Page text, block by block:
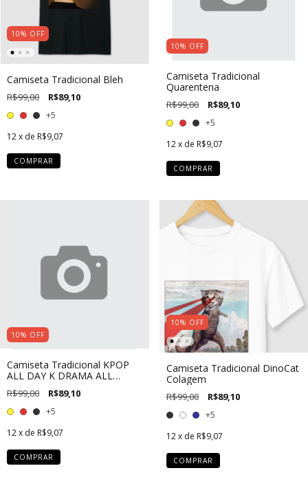
10% OFF
Camiseta Tradicional Bleh
R$99,00 R$89,10
+5
12x de R$9,07
COMPRAR
10% OFF
Camiseta Tradicional
Quarentena
R$99,00 R$89,10
+5
12 x de R$9,07
COMPRAR
10% OFF
Camiseta Tradicional KPOP
ALL DAY K DRAMA ALL
R$99,00 R$89,10
+5
12x de R$9,07
COMPRAR
10% OFF
Camiseta Tradicional DinoCat
Colagem
R$99,00 R$89,10
+5
12 x de R$9,07
COMPRAR